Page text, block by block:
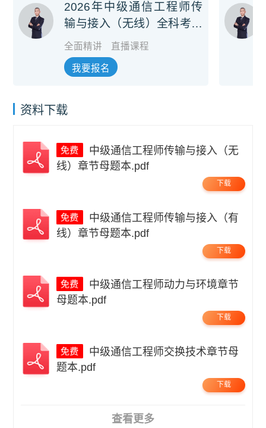
2026年中级通信工程师传
输与接入（无线）全科考前
冲刺班
全面精讲 直播课程
我要报名
资料下载
线）章节母题本.pdf
下载
线）章节母题本.pdf
下载
母题本.pdf
下载
题本.pdf
下载
查看更多